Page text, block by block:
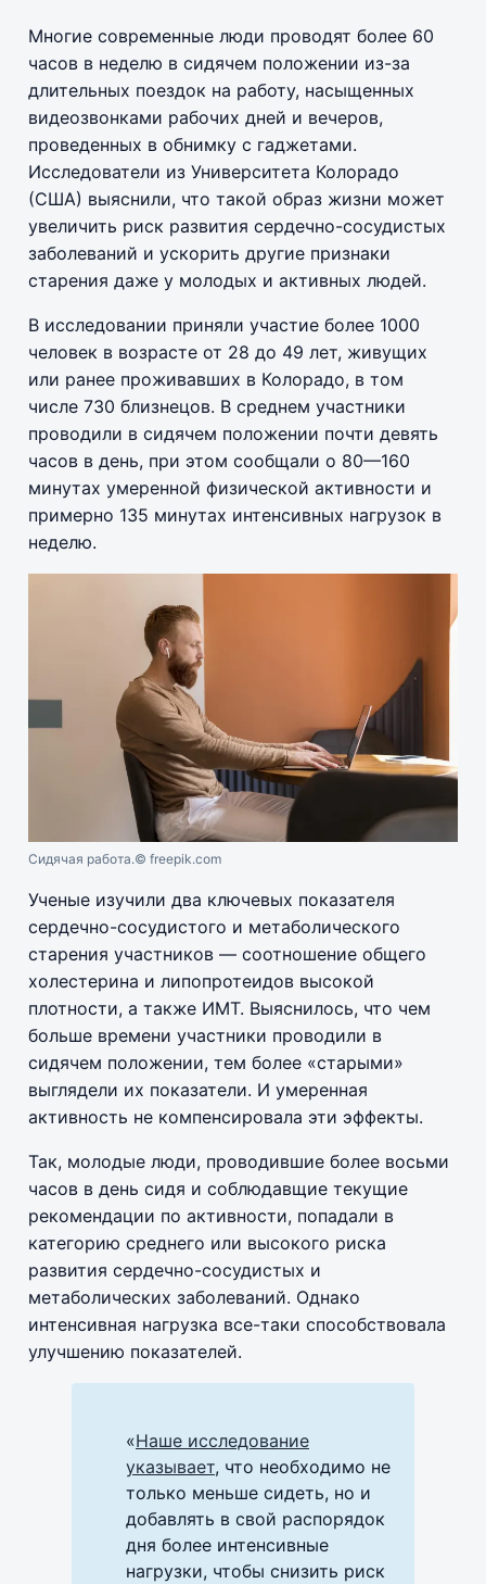
Многие современные люди проводят более 60
часов в неделю в сидячем положении из-за
длительных поездок на работу, насыщенных
видеозвонками рабочих дней и вечеров,
проведенных в обнимку с гаджетами.
Исследователи из Университета Колорадо
(США) выяснили, что такой образ жизни может
увеличить риск развития сердечно-сосудистых
заболеваний и ускорить другие признаки
старения даже у молодых и активных людей.
В исследовании приняли участие более 1000
человек в возрасте от 28 до 49 лет, живущих
или ранее проживавших в Колорадо, в том
числе 730 близнецов. В среднем участники
проводили в сидячем положении почти девять
часов в день, при этом сообщали о 80—160
минутах умеренной физической активности и
примерно 135 минутах интенсивных нагрузок в
неделю.
Сидячая работа.© freepik.com
Ученые изучили два ключевых показателя
сердечно-сосудистого и метаболического
старения участников — соотношение общего
холестерина и липопротеидов высокой
плотности, а также ИМТ. Выяснилось, что чем
больше времени участники проводили в
сидячем положении, тем более «старыми»
выглядели их показатели. И умеренная
активность не компенсировала эти эффекты.
Так, молодые люди, проводившие более восьми
часов в день сидя и соблюдавщие текущие
рекомендации по активности, попадали в
категорию среднего или высокого риска
развития сердечно-сосудистых и
метаболических заболеваний. Однако
интенсивная нагрузка все-таки способствовала
улучшению показателей.
«Наше исследование
указывает, что необходимо не
только меньше сидеть, но и
добавлять в свой распорядок
дня более интенсивные
нагрузки, чтобы снизить риск